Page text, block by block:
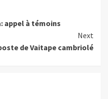
appel à témoins
Next
de Vaitape cambriolé